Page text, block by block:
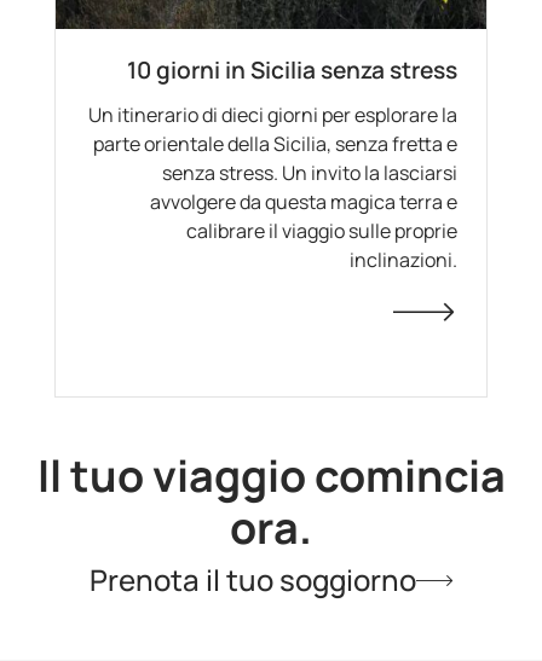
10 giorni in Sicilia senza stress
Un itinerario di dieci giorni per esplorare la
parte orientale della Sicilia, senza fretta e
senza stress. Un invito la lasciarsi
avvolgere da questa magica terra e
calibrare il viaggio sulle proprie
inclinazioni.
Il tuo viaggio comincia
ora.
Prenota il tuo soggiorno